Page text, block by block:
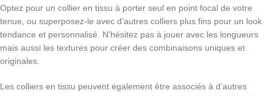
Optez pour un collier en tissu à porter seul en point focal de votre
tenue, ou superposez-le avec d’autres colliers plus fins pour un look
tendance et personnalisé. N’hésitez pas à jouer avec les longueurs
mais aussi les textures pour créer des combinaisons uniques et
originales.
Les colliers en tissu peuvent également être associés à d’autres